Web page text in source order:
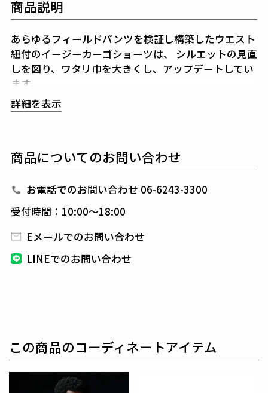
商品説明
あらゆるフィールドパンツを検証し構築したウエスト
紐付のイージーカーゴショーツは、 シルエットの見直
しを図り、ワタリ巾を大きくし、アップデートしてい
ます。
特徴的なカーゴポケットは米軍タイプを採用しながら
も、フラップにアイキャッチーなドット釦(イタリ
コットンではなく、シャカシャカの合繊生地(ストレ
ッチポリエステル)を採用することで、軽量且つ快適
な”シャカーゴショーツ”を完成させました。
FULLDUL 2WAY STRETCH
表地 : ポリエステル93% ポリウレタン7%
フルダルポリエステルを使用し、光沢を抑えた
透け感が少なく、シルエットも綺麗に出ます。
詳細を表示
商品についてのお問い合わせ
お電話でのお問い合わせ 06-6243-3300
受付時間：10:00～18:00
Eメールでのお問い合わせ
LINEでのお問い合わせ
この商品のコーディネートアイテム